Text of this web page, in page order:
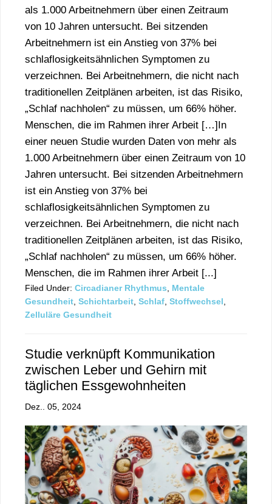
als 1.000 Arbeitnehmern über einen Zeitraum
von 10 Jahren untersucht. Bei sitzenden
Arbeitnehmern ist ein Anstieg von 37% bei
schlaflosigkeitsähnlichen Symptomen zu
verzeichnen. Bei Arbeitnehmern, die nicht nach
traditionellen Zeitplänen arbeiten, ist das Risiko,
„Schlaf nachholen“ zu müssen, um 66% höher.
Menschen, die im Rahmen ihrer Arbeit […]In
einer neuen Studie wurden Daten von mehr als
1.000 Arbeitnehmern über einen Zeitraum von 10
Jahren untersucht. Bei sitzenden Arbeitnehmern
ist ein Anstieg von 37% bei
schlaflosigkeitsähnlichen Symptomen zu
verzeichnen. Bei Arbeitnehmern, die nicht nach
traditionellen Zeitplänen arbeiten, ist das Risiko,
„Schlaf nachholen“ zu müssen, um 66% höher.
Menschen, die im Rahmen ihrer Arbeit [...]
Filed Under: Circadianer Rhythmus
Mentale
Gesundheit Schichtarbeit Schlaf Stoffwechsel
Zelluläre Gesundheit
Studie verknüpft Kommunikation
zwischen Leber und Gehirn mit
täglichen Essgewohnheiten
Dez.. 05, 2024